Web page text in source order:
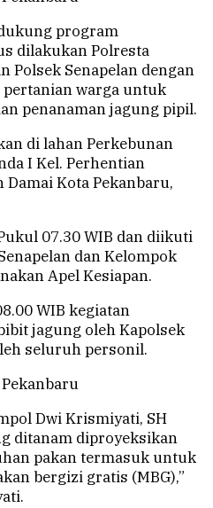
program
dilakukan Polresta
Polsek Senapelan dengan
warga untuk
penanaman jagung pipil.
di lahan Perkebunan
I Kel. Perhentian
Kota Pekanbaru,
07.30 WIB dan diikuti
dan Kelompok
Apel Kesiapan.
WIB kegiatan
jagung oleh Kapolsek
seluruh personil.
Dwi Krismiyati, SH
ditanam diproyeksikan
pakan termasuk untuk
bergizi gratis (MBG),”